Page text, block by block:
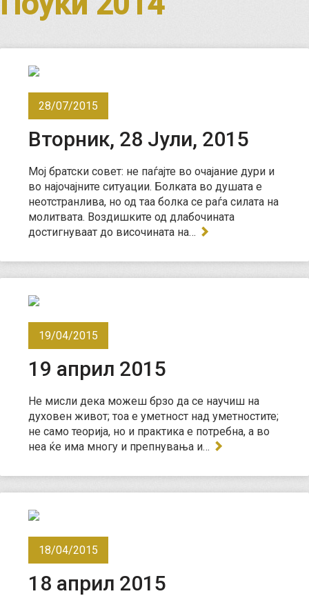
28/07/2015
Вторник, 28 Јули, 2015
Мој братски совет: не паѓајте во очајание дури и
во најочајните ситуации. Болката во душата е
неотстранлива, но од таа болка се раѓа силата на
молитвата. Воздишките од длабочината
достигнуваат до височината на…
19/04/2015
19 април 2015
Не мисли дека можеш брзо да се научиш на
духовен живот; тоа е уметност над уметностите;
не само теорија, но и практика е потребна, а во
неа ќе има многу и препнувања и…
18/04/2015
18 април 2015